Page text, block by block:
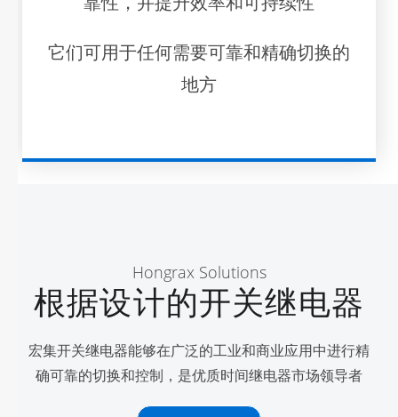
它们可用于任何需要可靠和精确切换的
地方
Hongrax Solutions
根据设计的开关继电器
宏集开关继电器能够在广泛的工业和商业应用中进行精
确可靠的切换和控制，是优质时间继电器市场领导者